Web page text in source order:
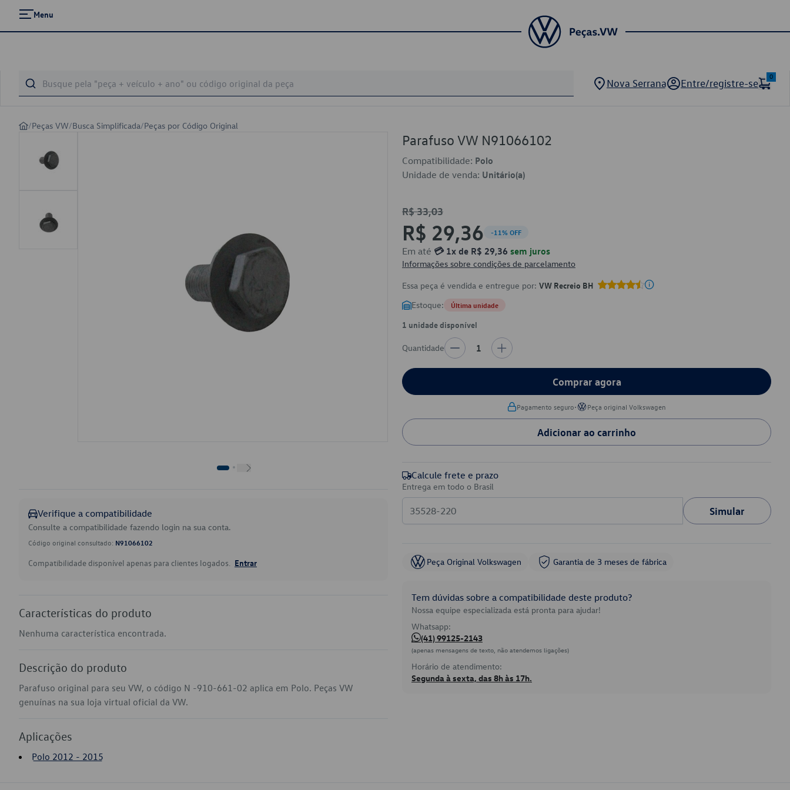
Menu
Nova Serrana Entre/registre-se
0
/Peças VW/Busca Simplificada/Peças por Código Original
Verifique a compatibilidade
Consulte a compatibilidade fazendo login na sua conta.
Código original consultado: N91066102
Compatibilidade disponível apenas para clientes logados. Entrar
Características do produto
Nenhuma característica encontrada.
Descrição do produto
Parafuso original para seu VW, o código N -910-661-02 aplica em Polo. Peças VW
genuínas na sua loja virtual oficial da VW.
Aplicações
Polo 2012 - 2015
Parafuso VW N91066102
Compatibilidade: Polo
Unidade de venda: Unitário(a)
R$ 33,03
R$ 29,36 -11% OFF
Em até 💳 1x de R$ 29,36 sem juros
Informações sobre condições de parcelamento
Essa peça é vendida e entregue por: VW Recreio BH
Estoque: Última unidade
1 unidade disponível
Quantidade 1
Comprar agora
Pagamento seguro• Peça original Volkswagen
Adicionar ao carrinho
Calcule frete e prazo
Entrega em todo o Brasil
Simular
Peça Original Volkswagen Garantia de 3 meses de fábrica
Tem dúvidas sobre a compatibilidade deste produto?
Nossa equipe especializada está pronta para ajudar!
Whatsapp:
(41) 99125-2143
(apenas mensagens de texto, não atendemos ligações)
Horário de atendimento:
Segunda à sexta, das 8h às 17h.